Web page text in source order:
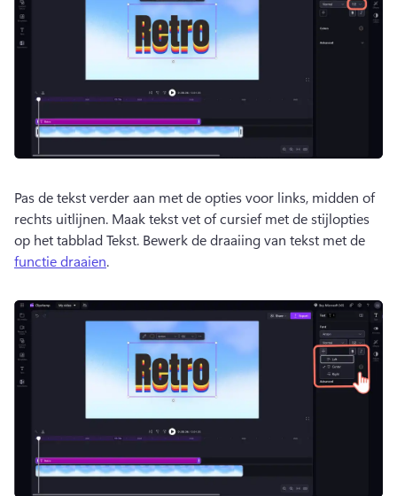
Pas de tekst verder aan met de opties voor links, midden of
rechts uitlijnen. Maak tekst vet of cursief met de stijlopties
op het tabblad Tekst. Bewerk de draaiing van tekst met de
functie draaien.